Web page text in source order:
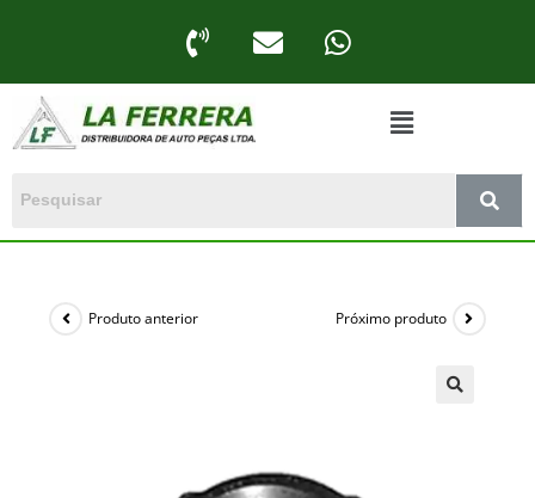
Produto anterior Próximo produto